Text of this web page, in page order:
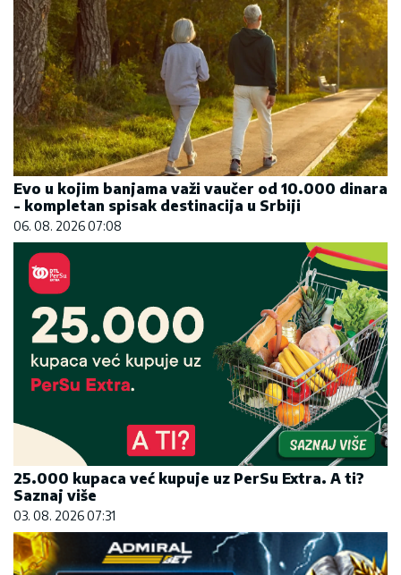
Evo u kojim banjama važi vaučer od 10.000 dinara
- kompletan spisak destinacija u Srbiji
06. 08. 2026 07:08
25.000 kupaca već kupuje uz PerSu Extra. A ti?
Saznaj više
03. 08. 2026 07:31